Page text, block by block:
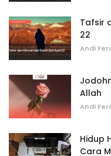
Tafsir
22
Andi
Allah
Andi
Hidup
Cara